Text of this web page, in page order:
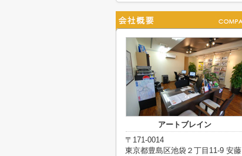
アートブレイン
〒171-0014
東京都豊島区池袋２丁目11-9 安藤